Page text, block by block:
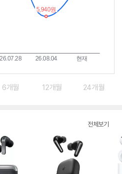
6개월 12개월 24개월
전체보기